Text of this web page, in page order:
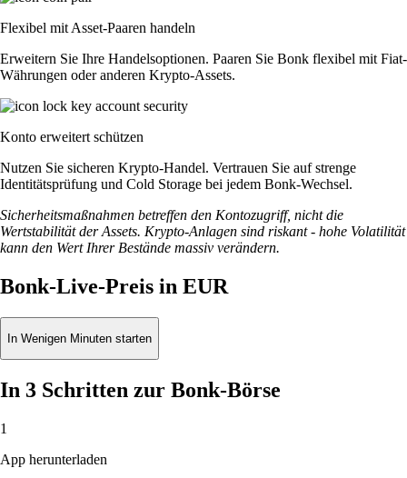
Flexibel mit Asset-Paaren handeln
Erweitern Sie Ihre Handelsoptionen. Paaren Sie Bonk flexibel mit Fiat-
Währungen oder anderen Krypto-Assets.
Konto erweitert schützen
Nutzen Sie sicheren Krypto-Handel. Vertrauen Sie auf strenge
Identitätsprüfung und Cold Storage bei jedem Bonk-Wechsel.
Sicherheitsmaßnahmen betreffen den Kontozugriff, nicht die
Wertstabilität der Assets. Krypto-Anlagen sind riskant - hohe Volatilität
kann den Wert Ihrer Bestände massiv verändern.
Bonk-Live-Preis in EUR
In Wenigen Minuten starten
In 3 Schritten zur Bonk-Börse
1
App herunterladen